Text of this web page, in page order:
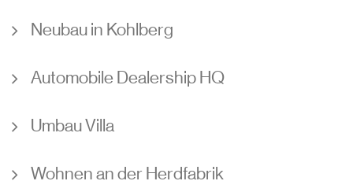
Neubau in Kohlberg
Automobile Dealership HQ
Umbau Villa
Wohnen an der Herdfabrik